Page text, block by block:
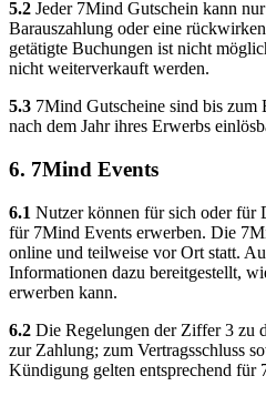
5.2 Jeder 7Mind Gutschein kann
Barauszahlung oder eine
getätigte Buchungen ist nicht
nicht weiterverkauft werden.
5.3 7Mind Gutscheine sind bis zum
nach dem Jahr ihres Erwerbs
6. 7Mind Events
6.1 Nutzer können für sich oder für
für 7Mind Events erwerben. Die
online und teilweise vor Ort statt.
Informationen dazu bereitgestellt,
erwerben kann.
6.2 Die Regelungen der Ziffer 3 zu
zur Zahlung; zum Vertragsschluss
Kündigung gelten entsprechend für